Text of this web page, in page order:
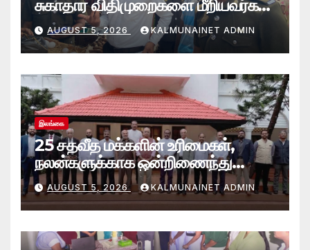
சுகாதார விதிமுறைகளை மீறியவர்கள்
மீது சட்ட நடவடிக்கை!
AUGUST 5, 2026 KALMUNAINET ADMIN
இலங்கை
25 சதவீத மக்களின் உரிமைகள்,
நலன்களுக்காக ஒன்றிணைந்து
செயற்படவே புதிய பேரவை; இந்திய
உயர்ஸ்தானிகரிடம் எடுத்துரைப்பு.!
AUGUST 5, 2026 KALMUNAINET ADMIN